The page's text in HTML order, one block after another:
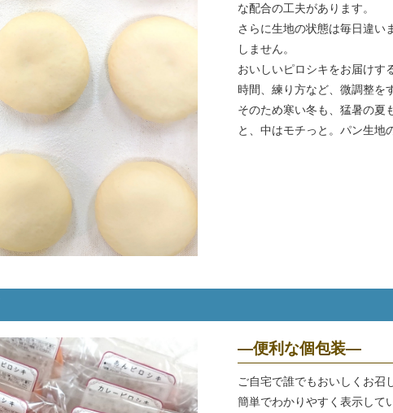
な配合の工夫があります。
さらに生地の状態は毎日違い
しません。
おいしいピロシキをお届けす
時間、練り方など、微調整を
そのため寒い冬も、猛暑の夏
と、中はモチっと。パン生地
―便利な個包装―
ご自宅で誰でもおいしくお召
簡単でわかりやすく表示して